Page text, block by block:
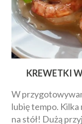
KREWETKI
W
lubię tempo.
na stół! Dużą